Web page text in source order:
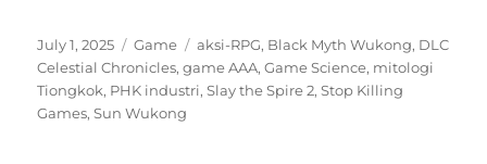
Posted
on
July 1, 2025 Categories
Game Tags
aksi-RPG, Black Myth Wukong, DLC
Celestial Chronicles,game AAA,Game Science, mitologi
Tiongkok, PHK industri,Slay the Spire 2,Stop Killing
Games,Sun Wukong